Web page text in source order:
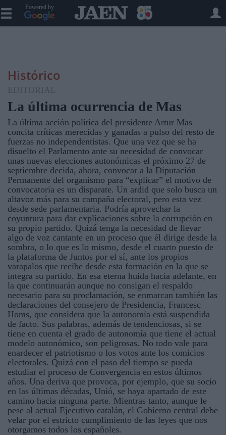
Powered by
Histórico
EDITORIAL
La última ocurrencia de Mas
La última acción política del presidente Artur Mas
concita críticas merecidas y ganadas a pulso del resto de
fuerzas no independentistas. Que una vez que se ha
disuelto el Parlamento ante su necesidad de convocar
unas nuevas elecciones autonómicas el próximo 27 de
septiembre decida, ahora, convocar a la Diputación
Permanente del organismo para “explicar” el motivo de
convocatoria es un disparate. Un ardid que solo busca un
altavoz más para su campaña electoral, pero esta vez
desde sede parlamentaria. Podría aprovechar la
coyuntura para dar explicaciones sobre la corrupción en
su propio partido. Quizá tenga la necesidad de llevar
algo de voz cantante en un proceso que él dirige desde la
sombra, o lo que es lo mismo, desde el cuarto puesto de
la plataforma de Juntos por el sí, ante los propios
varapalos que recibe desde esta formación en la que se
integra su partido. En esa eterna huida hacia adelante, en
la que continuarán aunque no consigan el respaldo
necesario para su proclamación, se enmarcan también las
declaraciones del consejero de Presidencia, Francesc
Homs, que considera que la autonomía está suspendida
de facto. Sus palabras, además de tendenciosas, si se
tiene en cuenta el grado de autonomía que tiene el actual
modelo autonómico, son peligrosas. No todo vale para
enardecer el patriotismo o los votos ante los comicios
electorales. Quizá con el paso del tiempo se pueda
estudiar el proceso de Convergencia en estos últimos
años. Una deriva que provoca, por ejemplo, que su socio
en las últimas décadas, Unió, se haya apartado de este
camino hacia ninguna parte. Mientras tanto, aunque le
pese al actual Ejecutivo catalán, el Gobierno central debe
velar por el estricto cumplimiento de las leyes que nos
otorgamos todos los españoles.